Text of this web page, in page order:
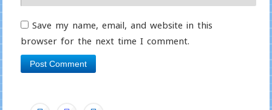
Save my name, email, and website in this
browser for the next time I comment.